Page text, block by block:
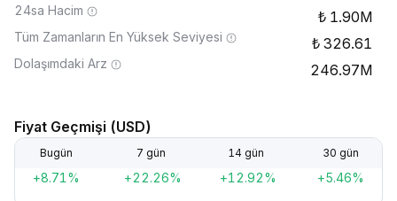
24sa Hacim 1.90M
Tüm Zamanların En Yüksek Seviyesi 326.61
Dolaşımdaki Arz 246.97M
Fiyat Geçmişi (USD)
Bugün 7 gün 14 gün 30 gün
+8.71% +22.26% +12.92% +5.46%